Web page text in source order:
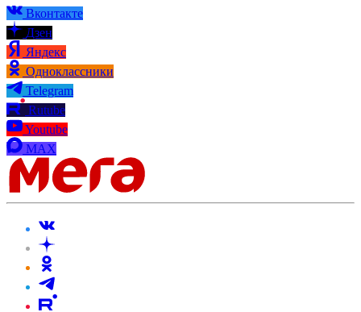
Вконтакте
Дзен
Яндекс
Одноклассники
Telegram
Rutube
Youtube
MAX